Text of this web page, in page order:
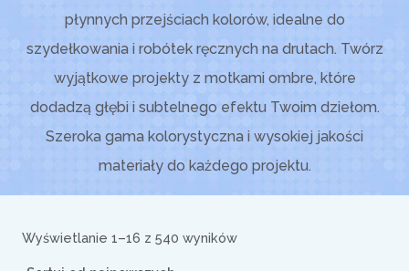
płynnych przejściach kolorów, idealne do
szydełkowania i robótek ręcznych na drutach. Twórz
wyjątkowe projekty z motkami ombre, które
dodadzą głębi i subtelnego efektu Twoim dziełom.
Szeroka gama kolorystyczna i wysokiej jakości
materiały do każdego projektu.
Wyświetlanie 1–16 z 540 wynikówPosortowane